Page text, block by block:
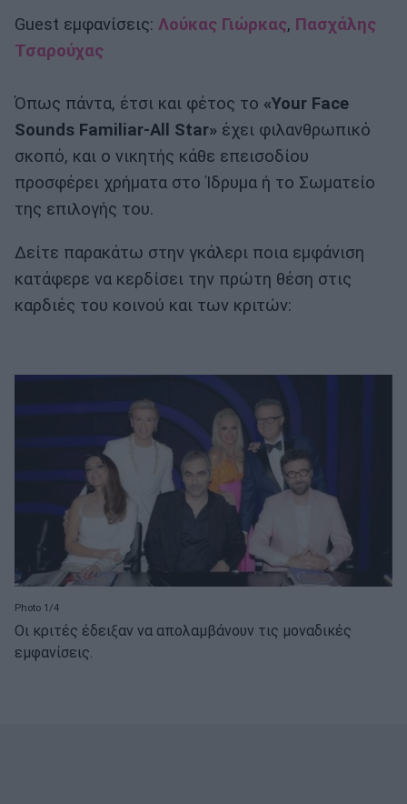
Guest εμφανίσεις: Λούκας Γιώρκας, Πασχάλης
Τσαρούχας
Όπως πάντα, έτσι και φέτος το «Your Face
Sounds Familiar-All Star» έχει φιλανθρωπικό
σκοπό, και ο νικητής κάθε επεισοδίου
προσφέρει χρήματα στο Ίδρυμα ή το Σωματείο
της επιλογής του.
Δείτε παρακάτω στην γκάλερι ποια εμφάνιση
κατάφερε να κερδίσει την πρώτη θέση στις
καρδιές του κοινού και των κριτών:
Photo 1/4
Οι κριτές έδειξαν να απολαμβάνουν τις μοναδικές
εμφανίσεις.